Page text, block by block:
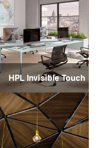
HPL Invisible Touch